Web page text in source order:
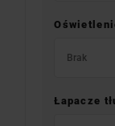
Brak
Łapacze